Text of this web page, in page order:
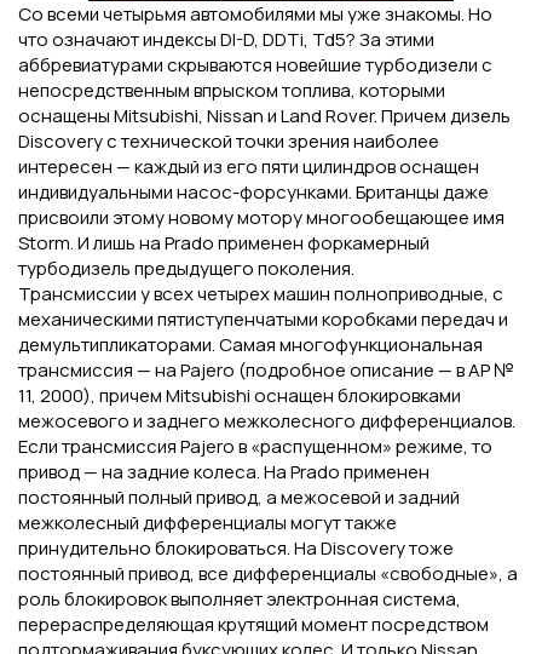
Со всеми четырьмя автомобилями мы уже знакомы. Но
что означают индексы DI-D, DDTi, Td5? За этими
аббревиатурами скрываются новейшие турбодизели с
непосредственным впрыском топлива, которыми
оснащены Mitsubishi, Nissan и Land Rover. Причем дизель
Discovery с технической точки зрения наиболее
интересен — каждый из его пяти цилиндров оснащен
индивидуальными насос-форсунками. Британцы даже
присвоили этому новому мотору многообещающее имя
Storm. И лишь на Prado применен форкамерный
турбодизель предыдущего поколения.
Трансмиссии у всех четырех машин полноприводные, с
механическими пятиступенчатыми коробками передач и
демультипликаторами. Самая многофункциональная
трансмиссия — на Pajero (подробное описание — в АР №
11, 2000), причем Mitsubishi оснащен блокировками
межосевого и заднего межколесного дифференциалов.
Если трансмиссия Pajero в «распущенном» режиме, то
привод — на задние колеса. На Prado применен
постоянный полный привод, а межосевой и задний
межколесный дифференциалы могут также
принудительно блокироваться. На Discovery тоже
постоянный привод, все дифференциалы «свободные», а
роль блокировок выполняет электронная система,
перераспределяющая крутящий момент посредством